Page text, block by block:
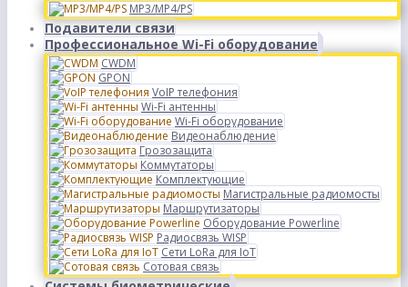
MP3/MP4/PS
Подавители связи
Профессиональное Wi-Fi оборудование
CWDM
GPON
VoIP телефония
Wi-Fi антенны
Wi-Fi оборудование
Видеонаблюдение
Грозозащита
Коммутаторы
Комплектующие
Магистральные радиомосты
Маршрутизаторы
Оборудование Powerline
Радиосвязь WISP
Сети LoRa для IoT
Сотовая связь